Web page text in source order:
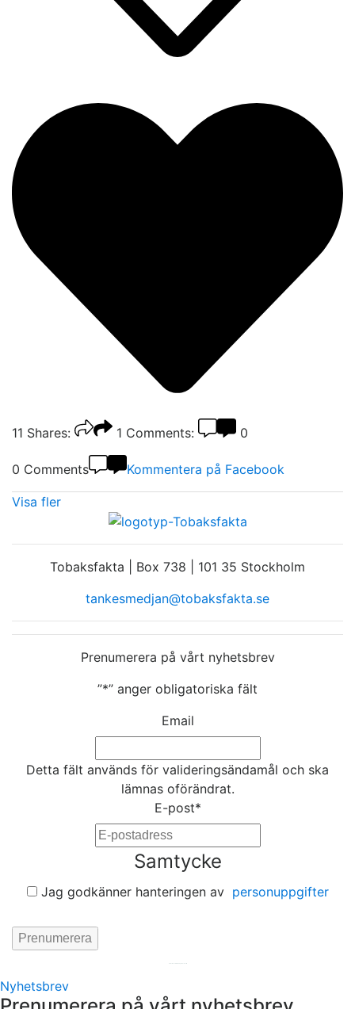
11 Shares: 1 Comments: 0
0 Comments Kommentera på Facebook
Visa fler
Tobaksfakta | Box 738 | 101 35 Stockholm
tankesmedjan@tobaksfakta.se
Prenumerera på vårt nyhetsbrev
”*” anger obligatoriska fält
Email
Detta fält används för valideringsändamål och ska
lämnas oförändrat.
E-post*
Samtycke
Jag godkänner hanteringen av personuppgifter
Nyhetsbrev